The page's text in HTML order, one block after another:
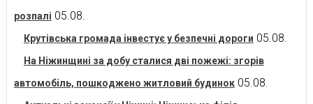
розпалі 05.08.
Крутівська громада інвестує у безпечні дороги 05.08.
На Ніжинщині за добу сталися дві пожежі: згорів
автомобіль, пошкоджено житловий будинок 05.08.